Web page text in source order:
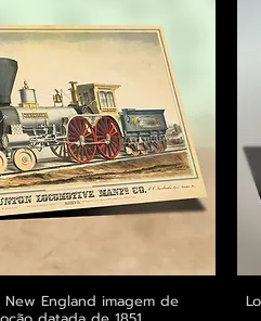
rápida
New England imagem de